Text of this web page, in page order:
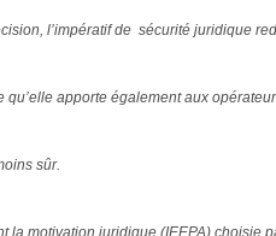
l’impératif de sécurité juridique
qu’elle apporte également aux
sûr.
la motivation juridique (IEEPA) choisie